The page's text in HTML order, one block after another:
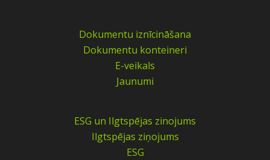
Dokumentu iznīcināšana
Dokumentu konteineri
E-veikals
Jaunumi
ESG un Ilgtspējas zinojums
Ilgtspējas ziņojums
ESG